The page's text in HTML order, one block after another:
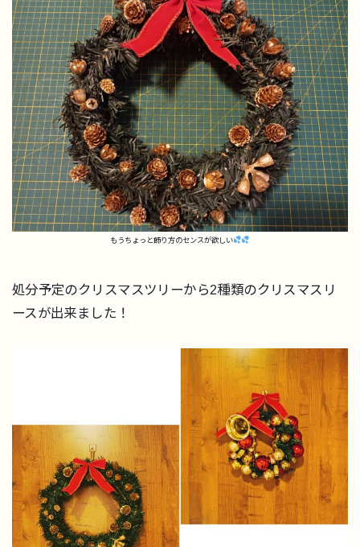
もうちょっと飾り方のセンスが欲しい
処分予定のクリスマスツリーから2種類のクリスマスリ
ースが出来ました！